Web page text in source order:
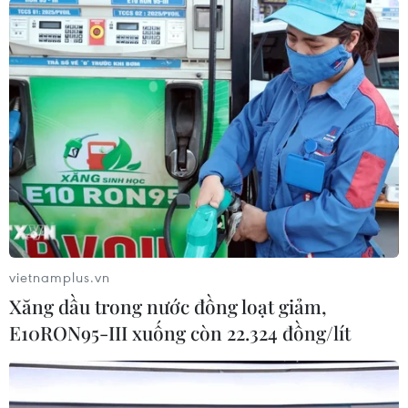
hơn ở những trận đấu tới đây," ông thầy người
Hàn Quốc cho biết thêm về trận đấu đã qua.
Sau trận đấu với Than Quảng Ninh ở Cúp Quốc
Gia, đội bóng phố Núi sẽ có quãng nghỉ ít ngày
trước khi buớc vào lượt về V-League 2019 bắt
đầu từ ngày 7/7 tới./.
(Vietnam+)
vietnamplus.vn
Xăng dầu trong nước đồng loạt giảm,
E10RON95-III xuống còn 22.324 đồng/lít